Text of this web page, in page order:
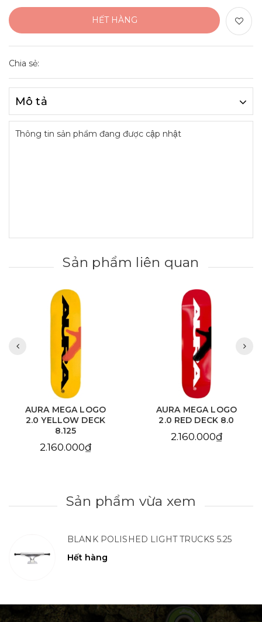
HẾT HÀNG
Chia sẻ:
Mô tả
Thông tin sản phẩm đang được cập nhật
Sản phẩm liên quan
AURA MEGA LOGO
2.0 RED DECK 8.0
2.160.000₫
AURA CHAIN EYE
LOVE SKY BLUE DECK
8.125
Sản phẩm vừa xem
BLANK POLISHED LIGHT TRUCKS 5.25
Hết hàng